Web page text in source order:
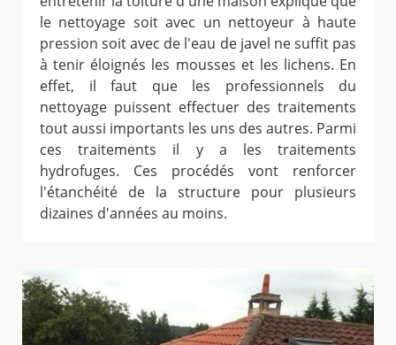
le nettoyage soit avec un nettoyeur à haute
pression soit avec de l'eau de javel ne suffit pas
à tenir éloignés les mousses et les lichens. En
effet, il faut que les professionnels du
nettoyage puissent effectuer des traitements
tout aussi importants les uns des autres. Parmi
ces traitements il y a les traitements
hydrofuges. Ces procédés vont renforcer
l'étanchéité de la structure pour plusieurs
dizaines d'années au moins.